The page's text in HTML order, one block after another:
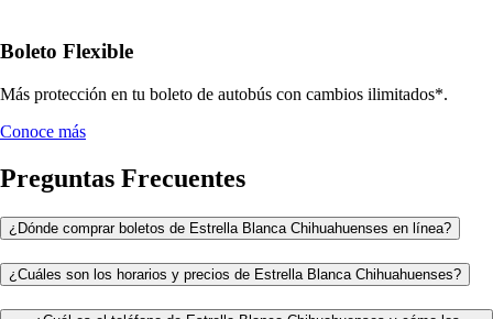
Boleto Flexible
Más protección en tu boleto de autobús con cambios ilimitados*.
Conoce más
Preguntas Frecuentes
¿Dónde comprar boletos de Estrella Blanca Chihuahuenses en línea?
¿Cuáles son los horarios y precios de Estrella Blanca Chihuahuenses?